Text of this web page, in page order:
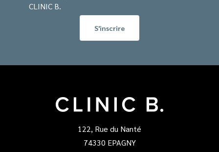
CLINIC B.
122, Rue du Nanté
74330 EPAGNY